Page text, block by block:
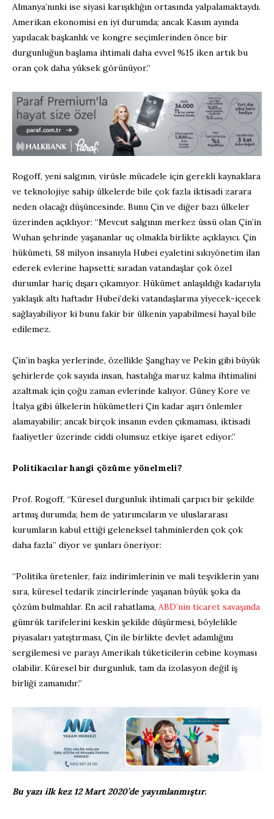
Almanya’nınki ise siyasi karışıklığın ortasında yalpalamaktaydı.
Amerikan ekonomisi en iyi durumda; ancak Kasım ayında
yapılacak başkanlık ve kongre seçimlerinden önce bir
durgunluğun başlama ihtimali daha evvel %15 iken artık bu
oran çok daha yüksek görünüyor.”
Rogoff, yeni salgının, virüsle mücadele için gerekli kaynaklara
ve teknolojiye sahip ülkelerde bile çok fazla iktisadi zarara
neden olacağı düşüncesinde. Bunu Çin ve diğer bazı ülkeler
üzerinden açıklıyor: “Mevcut salgının merkez üssü olan Çin’in
Wuhan şehrinde yaşananlar uç olmakla birlikte açıklayıcı. Çin
hükümeti, 58 milyon insanıyla Hubei eyaletini sıkıyönetim ilan
ederek evlerine hapsetti; sıradan vatandaşlar çok özel
durumlar hariç dışarı çıkamıyor. Hükümet anlaşıldığı kadarıyla
yaklaşık altı haftadır Hubei’deki vatandaşlarına yiyecek-içecek
sağlayabiliyor ki bunu fakir bir ülkenin yapabilmesi hayal bile
edilemez.
Çin’in başka yerlerinde, özellikle Şanghay ve Pekin gibi büyük
şehirlerde çok sayıda insan, hastalığa maruz kalma ihtimalini
azaltmak için çoğu zaman evlerinde kalıyor. Güney Kore ve
İtalya gibi ülkelerin hükümetleri Çin kadar aşırı önlemler
alamayabilir; ancak birçok insanın evden çıkmaması, iktisadi
faaliyetler üzerinde ciddi olumsuz etkiye işaret ediyor.”
Politikacılar hangi çözüme yönelmeli?
Prof. Rogoff, “Küresel durgunluk ihtimali çarpıcı bir şekilde
artmış durumda; hem de yatırımcıların ve uluslararası
kurumların kabul ettiği geleneksel tahminlerden çok çok
daha fazla” diyor ve şunları öneriyor:
“Politika üretenler, faiz indirimlerinin ve mali teşviklerin yanı
sıra, küresel tedarik zincirlerinde yaşanan büyük şoka da
çözüm bulmalılar. En acil rahatlama, ABD’nin ticaret savaşında
gümrük tarifelerini keskin şekilde düşürmesi, böylelikle
piyasaları yatıştırması, Çin ile birlikte devlet adamlığını
sergilemesi ve parayı Amerikalı tüketicilerin cebine koyması
olabilir. Küresel bir durgunluk, tam da izolasyon değil iş
birliği zamanıdır.”
Bu yazı ilk kez 12 Mart 2020’de yayımlanmıştır.